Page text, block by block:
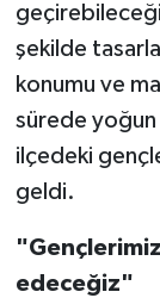
şekilde
konumu ve
sürede
ilçedeki
geldi.
edeceğiz"